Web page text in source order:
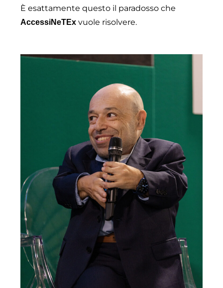
È esattamente questo il paradosso che
AccessiNeTEx vuole risolvere.